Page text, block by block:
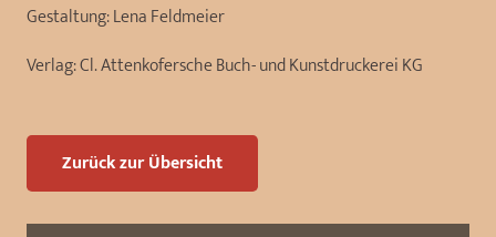
Gestaltung:Lena Feldmeier
Verlag:Cl. Attenkofersche Buch- und Kunstdruckerei KG
Zurück zur Übersicht